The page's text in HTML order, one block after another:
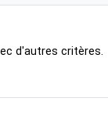
d'autres critères.